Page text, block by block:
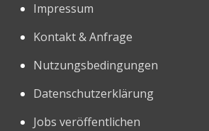
Impressum
Kontakt & Anfrage
Nutzungsbedingungen
Datenschutzerklärung
Jobs veröffentlichen